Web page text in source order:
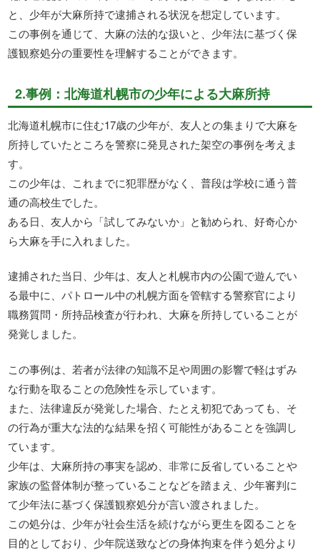
と、少年が大麻所持で逮捕される状況を想定しています。
この事例を通じて、大麻の法的な扱いと、少年法に基づく保
護観察処分の重要性を理解することができます。
2.事例：北海道札幌市の少年による大麻所持
北海道札幌市に住む17歳の少年が、友人との集まりで大麻を
所持していたところを警察に発見された架空の事例を考えま
す。
この少年は、これまでに犯罪歴がなく、普段は学校に通う普
通の高校生でした。
ある日、友人から「試してみないか」と勧められ、好奇心か
ら大麻を手に入れました。
逮捕された当日、少年は、友人と札幌市内の公園で遊んでい
る最中に、パトロール中の札幌方面を管轄する警察官により
職務質問・所持品検査が行われ、大麻を所持していることが
発覚しました。
この事例は、若者が法律の知識不足や周囲の影響で軽はずみ
な行動を取ることの危険性を示しています。
また、法律違反が発覚した場合、たとえ初犯であっても、そ
の行為が重大な法的な結果を招く可能性があることを強調し
ています。
少年は、大麻所持の事実を認め、非常に反省していることや
家族の監督体制が整っていることなどを踏まえ、少年審判に
て少年法に基づく保護観察処分が言い渡されました。
この処分は、少年が社会生活を続けながら更生を図ることを
目的としており、少年院送致などの身体拘束を伴う処分より